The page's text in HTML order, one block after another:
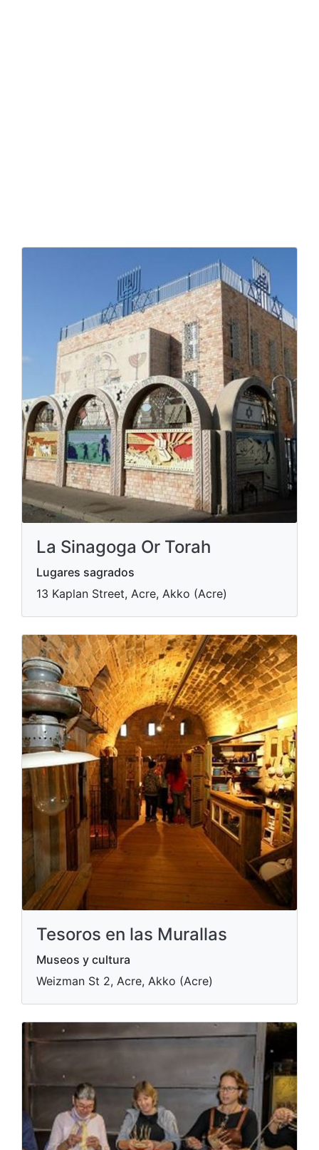
La Sinagoga Or Torah
Lugares sagrados
13 Kaplan Street, Acre, Akko (Acre)
Tesoros en las Murallas
Museos y cultura
Weizman St 2, Acre, Akko (Acre)